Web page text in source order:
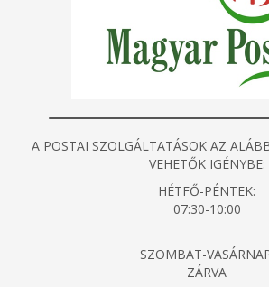
A POSTAI SZOLGÁLTATÁSOK AZ
VEHETŐK IGÉNYBE:
HÉTFŐ-PÉNTEK:
07:30-10:00
SZOMBAT-
ZÁRVA